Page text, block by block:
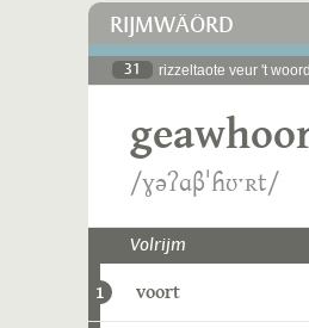
RIJMWÄÖRD
31 rizzeltaote veur 't woord
/ɣəʔɑβˈɦʊˑʀt/
Volrijm
1 voort